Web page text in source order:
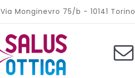
Via Monginevro 75/b - 10141 Torino